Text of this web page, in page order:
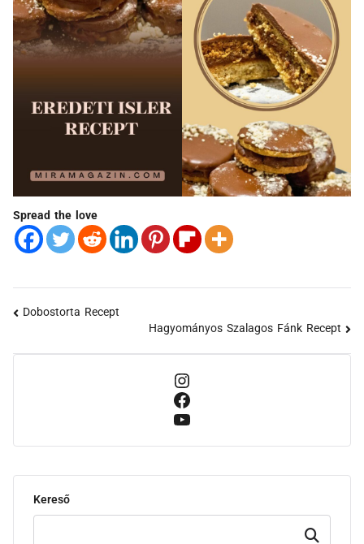
Spread the love
Dobostorta Recept
Hagyományos Szalagos Fánk Recept
Kereső
Keresd